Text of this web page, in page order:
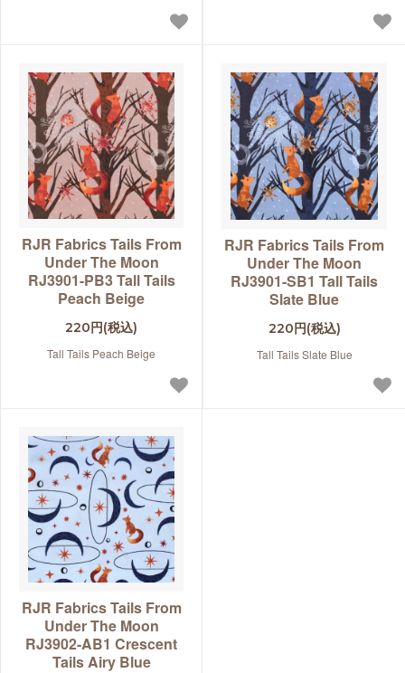
RJR Fabrics Tails From
Under The Moon
RJ3901-PB3 Tall Tails
Peach Beige
220円(税込)
Tall Tails Peach Beige
RJR Fabrics Tails From
Under The Moon
RJ3901-SB1 Tall Tails
Slate Blue
220円(税込)
Tall Tails Slate Blue
RJR Fabrics Tails From
Under The Moon
RJ3902-AB1 Crescent
Tails Airy Blue